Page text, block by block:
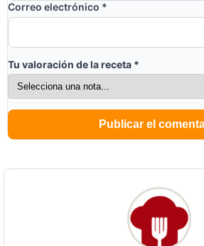
Correo electrónico *
Tu valoración de la receta *